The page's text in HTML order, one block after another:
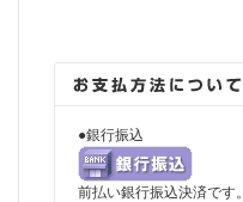
●銀行振込
前払い銀行振込決済です。